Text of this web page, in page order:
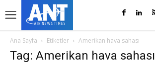
Ana Sayfa Etiketler Amerikan hava sahası
Tag: Amerikan hava sahası